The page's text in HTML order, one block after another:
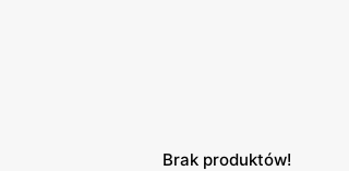
Brak produktów!